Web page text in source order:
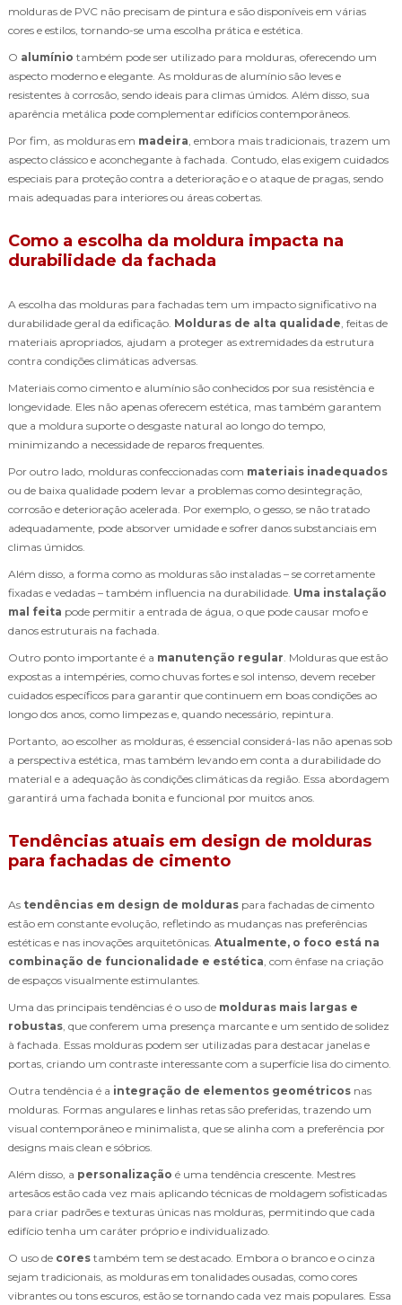
molduras de PVC não precisam de pintura e são disponíveis em várias
cores e estilos, tornando-se uma escolha prática e estética.
O alumínio também pode ser utilizado para molduras, oferecendo um
aspecto moderno e elegante. As molduras de alumínio são leves e
resistentes à corrosão, sendo ideais para climas úmidos. Além disso, sua
aparência metálica pode complementar edifícios contemporâneos.
Por fim, as molduras em madeira , embora mais tradicionais, trazem um
aspecto clássico e aconchegante à fachada. Contudo, elas exigem cuidados
especiais para proteção contra a deterioração e o ataque de pragas, sendo
mais adequadas para interiores ou áreas cobertas.
Como a escolha da moldura impacta na
durabilidade da fachada
A escolha das molduras para fachadas tem um impacto significativo na
durabilidade geral da edificação. Molduras de alta qualidade , feitas de
materiais apropriados, ajudam a proteger as extremidades da estrutura
contra condições climáticas adversas.
Materiais como cimento e alumínio são conhecidos por sua resistência e
longevidade. Eles não apenas oferecem estética, mas também garantem
que a moldura suporte o desgaste natural ao longo do tempo,
minimizando a necessidade de reparos frequentes.
Por outro lado, molduras confeccionadas com materiais inadequados
ou de baixa qualidade podem levar a problemas como desintegração,
corrosão e deterioração acelerada. Por exemplo, o gesso, se não tratado
adequadamente, pode absorver umidade e sofrer danos substanciais em
climas úmidos.
Além disso, a forma como as molduras são instaladas – se corretamente
fixadas e vedadas – também influencia na durabilidade. Uma instalação
mal feita pode permitir a entrada de água, o que pode causar mofo e
danos estruturais na fachada.
Outro ponto importante é a manutenção regular . Molduras que estão
expostas a intempéries, como chuvas fortes e sol intenso, devem receber
cuidados específicos para garantir que continuem em boas condições ao
longo dos anos, como limpezas e, quando necessário, repintura.
Portanto, ao escolher as molduras, é essencial considerá-las não apenas sob
a perspectiva estética, mas também levando em conta a durabilidade do
material e a adequação às condições climáticas da região. Essa abordagem
garantirá uma fachada bonita e funcional por muitos anos.
Tendências atuais em design de molduras
para fachadas de cimento
As tendências em design de molduras para fachadas de cimento
estão em constante evolução, refletindo as mudanças nas preferências
estéticas e nas inovações arquitetônicas. Atualmente, o foco está na
combinação de funcionalidade e estética , com ênfase na criação
de espaços visualmente estimulantes.
Uma das principais tendências é o uso de molduras mais largas e
robustas , que conferem uma presença marcante e um sentido de solidez
à fachada. Essas molduras podem ser utilizadas para destacar janelas e
portas, criando um contraste interessante com a superfície lisa do cimento.
Outra tendência é a integração de elementos geométricos nas
molduras. Formas angulares e linhas retas são preferidas, trazendo um
visual contemporâneo e minimalista, que se alinha com a preferência por
designs mais clean e sóbrios.
Além disso, a personalização é uma tendência crescente. Mestres
artesãos estão cada vez mais aplicando técnicas de moldagem sofisticadas
para criar padrões e texturas únicas nas molduras, permitindo que cada
edifício tenha um caráter próprio e individualizado.
O uso de cores também tem se destacado. Embora o branco e o cinza
sejam tradicionais, as molduras em tonalidades ousadas, como cores
vibrantes ou tons escuros, estão se tornando cada vez mais populares. Essa